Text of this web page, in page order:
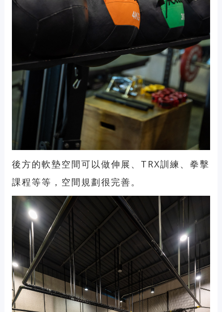
後方的軟墊空間可以做伸展、TRX訓練、拳擊
課程等等，空間規劃很完善。